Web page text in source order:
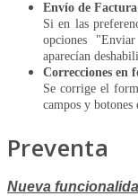
Envío de
Si en las
opciones
aparecían
Correcciones en
Se corrige el
campos y botones
Preventa
Nueva